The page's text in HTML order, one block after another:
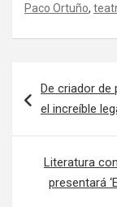
Paco Ortuño,
De criador de
el increíble
Literatura
presentará